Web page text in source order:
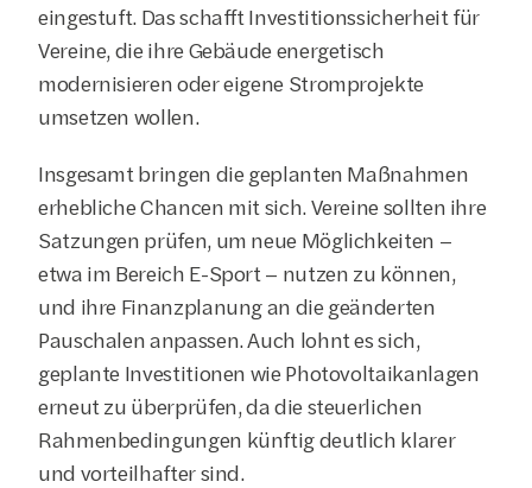
eingestuft. Das schafft Investitionssicherheit für
Vereine, die ihre Gebäude energetisch
modernisieren oder eigene Stromprojekte
umsetzen wollen.
Insgesamt bringen die geplanten Maßnahmen
erhebliche Chancen mit sich. Vereine sollten ihre
Satzungen prüfen, um neue Möglichkeiten –
etwa im Bereich E-Sport – nutzen zu können,
und ihre Finanzplanung an die geänderten
Pauschalen anpassen. Auch lohnt es sich,
geplante Investitionen wie Photovoltaikanlagen
erneut zu überprüfen, da die steuerlichen
Rahmenbedingungen künftig deutlich klarer
und vorteilhafter sind.